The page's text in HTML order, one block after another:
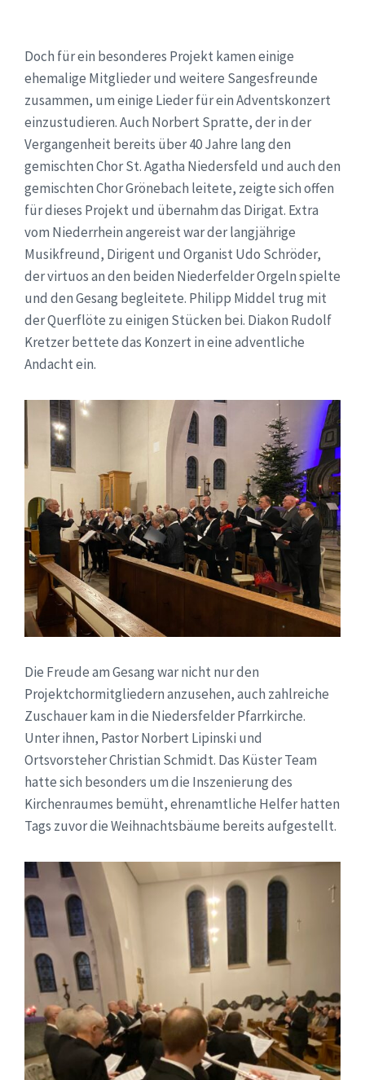
Doch für ein besonderes Projekt kamen einige
ehemalige Mitglieder und weitere Sangesfreunde
zusammen, um einige Lieder für ein Adventskonzert
einzustudieren. Auch Norbert Spratte, der in der
Vergangenheit bereits über 40 Jahre lang den
gemischten Chor St. Agatha Niedersfeld und auch den
gemischten Chor Grönebach leitete, zeigte sich offen
für dieses Projekt und übernahm das Dirigat. Extra
vom Niederrhein angereist war der langjährige
Musikfreund, Dirigent und Organist Udo Schröder,
der virtuos an den beiden Niederfelder Orgeln spielte
und den Gesang begleitete. Philipp Middel trug mit
der Querflöte zu einigen Stücken bei. Diakon Rudolf
Kretzer bettete das Konzert in eine adventliche
Andacht ein.
Die Freude am Gesang war nicht nur den
Projektchormitgliedern anzusehen, auch zahlreiche
Zuschauer kam in die Niedersfelder Pfarrkirche.
Unter ihnen, Pastor Norbert Lipinski und
Ortsvorsteher Christian Schmidt. Das Küster Team
hatte sich besonders um die Inszenierung des
Kirchenraumes bemüht, ehrenamtliche Helfer hatten
Tags zuvor die Weihnachtsbäume bereits aufgestellt.